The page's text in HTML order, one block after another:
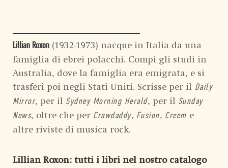
Lillian Roxon (1932-1973) nacque in Italia da una
famiglia di ebrei polacchi. Compì gli studi in
Australia, dove la famiglia era emigrata, e si
trasferì poi negli Stati Uniti. Scrisse per il Daily
Mirror, per il Sydney Morning Herald, per il Sunday
News, oltre che per Crawdaddy, Fusion, Creem e
altre riviste di musica rock.
Lillian Roxon: tutti i libri nel nostro catalogo